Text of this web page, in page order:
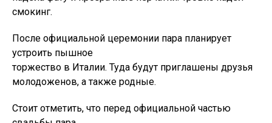
смокинг.
После официальной церемонии пара планирует
устроить пышное
торжество в Италии. Туда будут приглашены друзья
молодоженов, а также родные.
Стоит отметить, что перед официальной частью